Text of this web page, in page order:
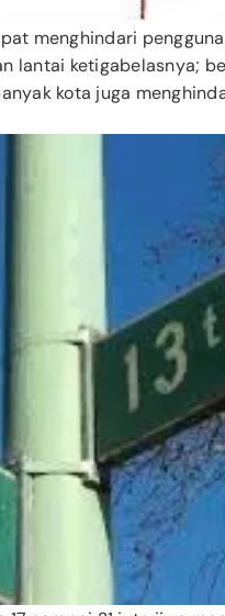
menghindari
lantai ketigabelasnya;
kota juga